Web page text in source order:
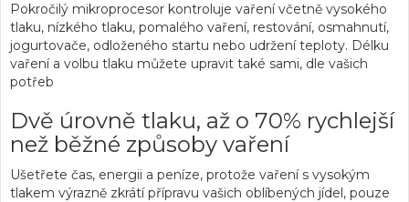
Pokročilý mikroprocesor kontroluje vaření včetně vysokého
tlaku, nízkého tlaku, pomalého vaření, restování, osmahnutí,
jogurtovače, odloženého startu nebo udržení teploty. Délku
vaření a volbu tlaku můžete upravit také sami, dle vašich
potřeb
Dvě úrovně tlaku, až o 70% rychlejší
než běžné způsoby vaření
Ušetřete čas, energii a peníze, protože vaření s vysokým
tlakem výrazně zkrátí přípravu vašich oblíbených jídel, pouze